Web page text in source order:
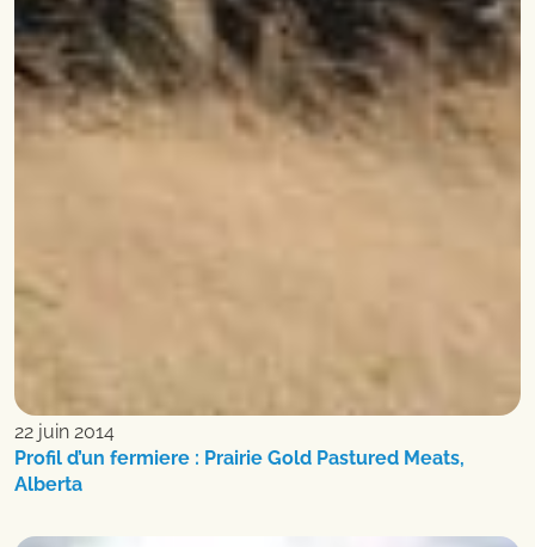
22 juin 2014
Profil d’un fermiere : Prairie Gold Pastured Meats,
Alberta